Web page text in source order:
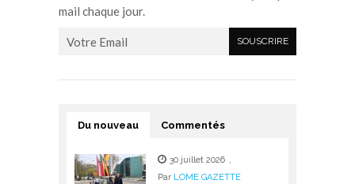
mail chaque jour.
Du nouveau Commentés
30 juillet 2026 ,
Par LOME GAZETTE